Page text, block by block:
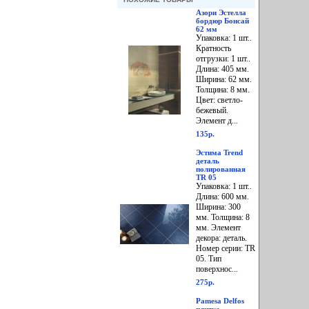
Азори Эстелла
бордюр Бонсай
62 мм
Упаковка: 1 шт..
Кратность
отгрузки: 1 шт..
Длина: 405 мм.
Ширина: 62 мм.
Толщина: 8 мм.
Цвет: светло-
бежевый.
Элемент д...
135р.
Эстима Trend
деталь
полированная
TR 05
Упаковка: 1 шт..
Длина: 600 мм.
Ширина: 300
мм. Толщина: 8
мм. Элемент
декора: деталь.
Номер серии: TR
05. Тип
поверхнос...
275р.
Pamesa Delfos